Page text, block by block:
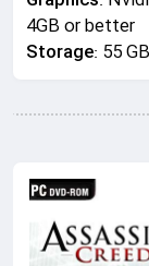
4GB or better
Storage: 55